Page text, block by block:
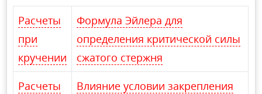
Расчеты
при
кручении
Формула Эйлера для
определения критической силы
сжатого стержня
Расчеты
Влияние условии закрепления